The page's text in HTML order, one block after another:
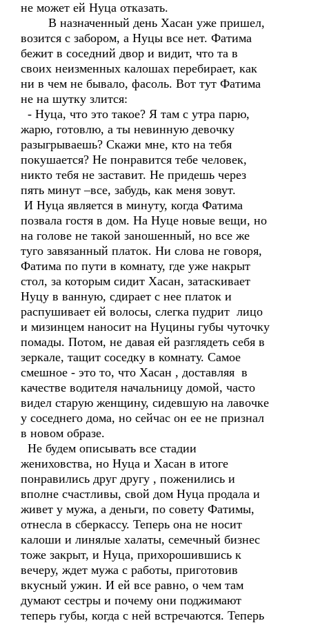
не может ей Нуца отказать.
В назначенный день Хасан уже пришел,
возится с забором, а Нуцы все нет. Фатима
бежит в соседний двор и видит, что та в
своих неизменных калошах перебирает, как
ни в чем не бывало, фасоль. Вот тут Фатима
не на шутку злится:
- Нуца, что это такое? Я там с утра парю,
жарю, готовлю, а ты невинную девочку
разыгрываешь? Скажи мне, кто на тебя
покушается? Не понравится тебе человек,
никто тебя не заставит. Не придешь через
пять минут –все, забудь, как меня зовут.
И Нуца является в минуту, когда Фатима
позвала гостя в дом. На Нуце новые вещи, но
на голове не такой заношенный, но все же
туго завязанный платок. Ни слова не говоря,
Фатима по пути в комнату, где уже накрыт
стол, за которым сидит Хасан, затаскивает
Нуцу в ванную, сдирает с нее платок и
распушивает ей волосы, слегка пудрит лицо
и мизинцем наносит на Нуцины губы чуточку
помады. Потом, не давая ей разглядеть себя в
зеркале, тащит соседку в комнату. Самое
смешное - это то, что Хасан , доставляя в
качестве водителя начальницу домой, часто
видел старую женщину, сидевшую на лавочке
у соседнего дома, но сейчас он ее не признал
в новом образе.
Не будем описывать все стадии
жениховства, но Нуца и Хасан в итоге
понравились друг другу , поженились и
вполне счастливы, свой дом Нуца продала и
живет у мужа, а деньги, по совету Фатимы,
отнесла в сберкассу. Теперь она не носит
калоши и линялые халаты, семечный бизнес
тоже закрыт, и Нуца, прихорошившись к
вечеру, ждет мужа с работы, приготовив
вкусный ужин. И ей все равно, о чем там
думают сестры и почему они поджимают
теперь губы, когда с ней встречаются. Теперь